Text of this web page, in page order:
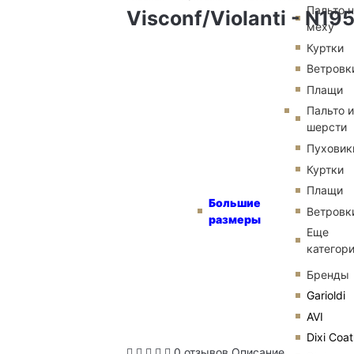
Большие
размеры
Пальто
меху
Куртки
Плащи
Пальто
шерсти
Куртки
Плащи
Еще
Бренды
Garioldi
AVI
Dixi Coat
Visconf/Violanti -